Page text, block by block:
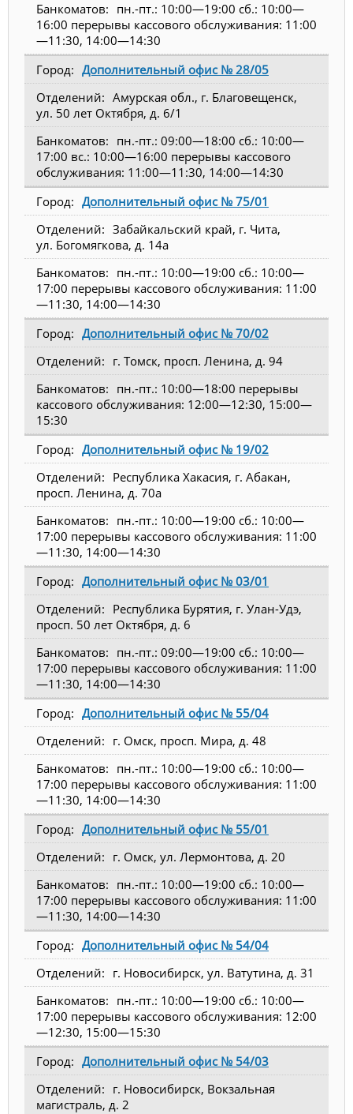
пн.-пт.: 10:00—19:00 сб.: 10:00—
16:00 перерывы кассового обслуживания: 11:00
—11:30, 14:00—14:30
Дополнительный офис № 28/05
Амурская обл., г. Благовещенск,
ул. 50 лет Октября, д. 6/1
пн.-пт.: 09:00—18:00 сб.: 10:00—
17:00 вс.: 10:00—16:00 перерывы кассового
обслуживания: 11:00—11:30, 14:00—14:30
Дополнительный офис № 75/01
Забайкальский край, г. Чита,
ул. Богомягкова, д. 14а
пн.-пт.: 10:00—19:00 сб.: 10:00—
17:00 перерывы кассового обслуживания: 11:00
—11:30, 14:00—14:30
Дополнительный офис № 70/02
г. Томск, просп. Ленина, д. 94
пн.-пт.: 10:00—18:00 перерывы
кассового обслуживания: 12:00—12:30, 15:00—
15:30
Дополнительный офис № 19/02
Республика Хакасия, г. Абакан,
просп. Ленина, д. 70а
пн.-пт.: 10:00—19:00 сб.: 10:00—
17:00 перерывы кассового обслуживания: 11:00
—11:30, 14:00—14:30
Дополнительный офис № 03/01
Республика Бурятия, г. Улан-Удэ,
просп. 50 лет Октября, д. 6
пн.-пт.: 09:00—19:00 сб.: 10:00—
17:00 перерывы кассового обслуживания: 11:00
—11:30, 14:00—14:30
Дополнительный офис № 55/04
г. Омск, просп. Мира, д. 48
пн.-пт.: 10:00—19:00 сб.: 10:00—
17:00 перерывы кассового обслуживания: 11:00
—11:30, 14:00—14:30
Дополнительный офис № 55/01
г. Омск, ул. Лермонтова, д. 20
пн.-пт.: 10:00—19:00 сб.: 10:00—
17:00 перерывы кассового обслуживания: 11:00
—11:30, 14:00—14:30
Дополнительный офис № 54/04
г. Новосибирск, ул. Ватутина, д. 31
пн.-пт.: 10:00—19:00 сб.: 10:00—
17:00 перерывы кассового обслуживания: 12:00
—12:30, 15:00—15:30
Дополнительный офис № 54/03
г. Новосибирск, Вокзальная
магистраль, д. 2